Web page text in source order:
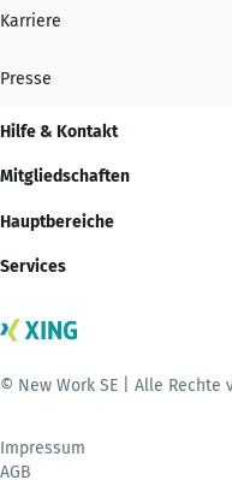
Karriere
Presse
Hilfe & Kontakt
Mitgliedschaften
Hauptbereiche
Services
© New Work SE | Alle Rechte
Impressum
AGB